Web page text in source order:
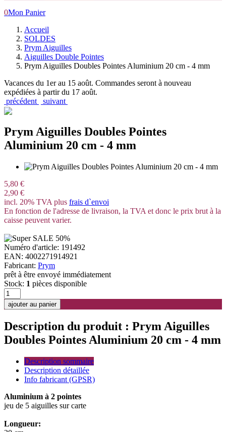
0Mon Panier
Accueil
SOLDES
Prym Aiguilles
Aiguilles Double Pointes
Prym Aiguilles Doubles Pointes Aluminium 20 cm - 4 mm
Vacances du 1er au 15 août. Commandes seront à nouveau
expédiées à partir du 17 août.
précédent
suivant
Prym Aiguilles Doubles Pointes
Aluminium 20 cm - 4 mm
5,80 €
2,90 €
incl. 20% TVA plus frais d`envoi
En fonction de l'adresse de livraison, la TVA et donc le prix brut à la
caisse peuvent varier.
Numéro d'article: 191492
EAN: 4002271914921
Fabricant: Prym
prêt à être envoyé immédiatement
Stock: 1 pièces disponible
Description du produit : Prym Aiguilles
Doubles Pointes Aluminium 20 cm - 4 mm
Description sommaire
Description détaillée
Info fabricant (GPSR)
Aluminium à 2 pointes
jeu de 5 aiguilles sur carte
Longueur: